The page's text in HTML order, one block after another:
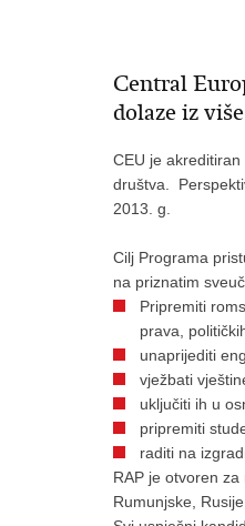
Central
dolaze iz
CEU je
društva.
2013. g.
Cilj Programa
na priznatim
Pripremiti
prava,
unaprijediti
vježbati
uključiti ih u
pripremiti
raditi na
RAP je otvoren
Rumunjske,